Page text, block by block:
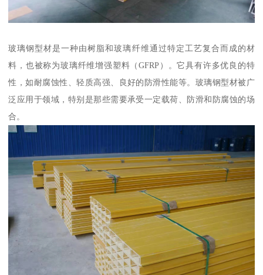
玻璃钢型材是一种由树脂和玻璃纤维通过特定工艺复合而成的材
料，也被称为玻璃纤维增强塑料（GFRP）。它具有许多优良的特
性，如耐腐蚀性、轻质高强、良好的防滑性能等。玻璃钢型材被广
泛应用于领域，特别是那些需要承受一定载荷、防滑和防腐蚀的场
合。